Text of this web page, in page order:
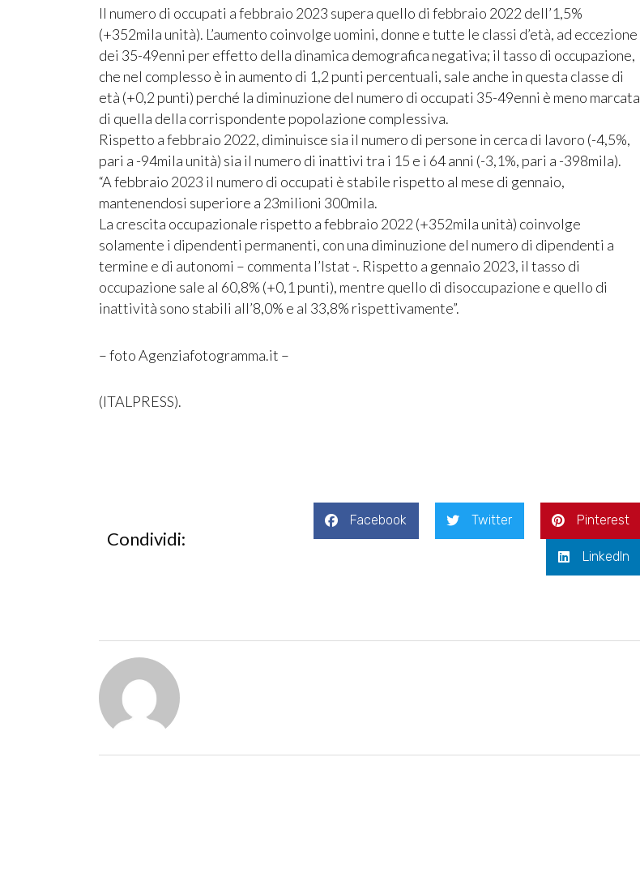
Il numero di occupati a febbraio 2023 supera quello di febbraio 2022 dell’1,5%
(+352mila unità). L’aumento coinvolge uomini, donne e tutte le classi d’età, ad eccezione
dei 35-49enni per effetto della dinamica demografica negativa; il tasso di occupazione,
che nel complesso è in aumento di 1,2 punti percentuali, sale anche in questa classe di
età (+0,2 punti) perché la diminuzione del numero di occupati 35-49enni è meno marcata
di quella della corrispondente popolazione complessiva.
Rispetto a febbraio 2022, diminuisce sia il numero di persone in cerca di lavoro (-4,5%,
pari a -94mila unità) sia il numero di inattivi tra i 15 e i 64 anni (-3,1%, pari a -398mila).
“A febbraio 2023 il numero di occupati è stabile rispetto al mese di gennaio,
mantenendosi superiore a 23milioni 300mila.
La crescita occupazionale rispetto a febbraio 2022 (+352mila unità) coinvolge
solamente i dipendenti permanenti, con una diminuzione del numero di dipendenti a
termine e di autonomi – commenta l’Istat -. Rispetto a gennaio 2023, il tasso di
occupazione sale al 60,8% (+0,1 punti), mentre quello di disoccupazione e quello di
inattività sono stabili all’8,0% e al 33,8% rispettivamente”.
– foto Agenziafotogramma.it –
(ITALPRESS).
Condividi:
Facebook Twitter Pinterest
LinkedIn